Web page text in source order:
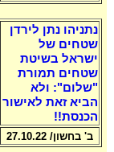
נתניהו נתן לירדן
שטחים של
ישראל בשיטת
שטחים תמורת
"שלום": ולא
הביא זאת לאישור
הכנסת!!
ב' בחשון/ 27.10.22